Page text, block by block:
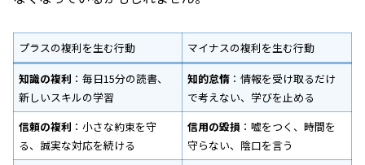
プラスの複利を生む行動
マイナスの複利を生む行動
知識の複利 ：毎日15分の読書、
新しいスキルの学習
知的怠惰 ：情報を受け取るだけ
で考えない、学びを止める
信頼の複利 ：小さな約束を守
る、誠実な対応を続ける
信用の毀損 ：嘘をつく、時間を
守らない、陰口を言う